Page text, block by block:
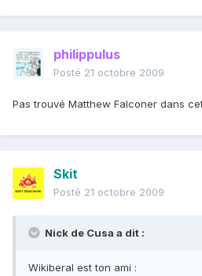
philippulus
Posté 21 octobre 2009
Pas trouvé Matthew Falconer dans
Skit
Posté 21 octobre 2009
Nick de Cusa a dit :
Wikiberal est ton ami :